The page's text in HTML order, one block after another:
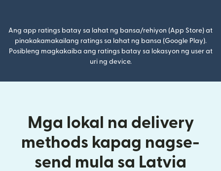
Ang app ratings batay sa lahat ng bansa/rehiyon (App Store) at
pinakakamakailang ratings sa lahat ng bansa (Google Play).
Posibleng magkakaiba ang ratings batay sa lokasyon ng user at
uri ng device.
Mga lokal na delivery
methods kapag nagse-
send mula sa Latvia